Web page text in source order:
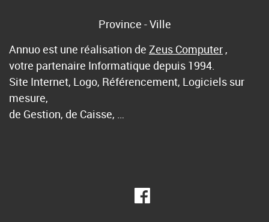
Province - Ville
Annuo est une réalisation de Zeus Computer ,
votre partenaire Informatique depuis 1994.
Site Internet, Logo, Référencement, Logiciels sur
mesure,
de Gestion, de Caisse, …